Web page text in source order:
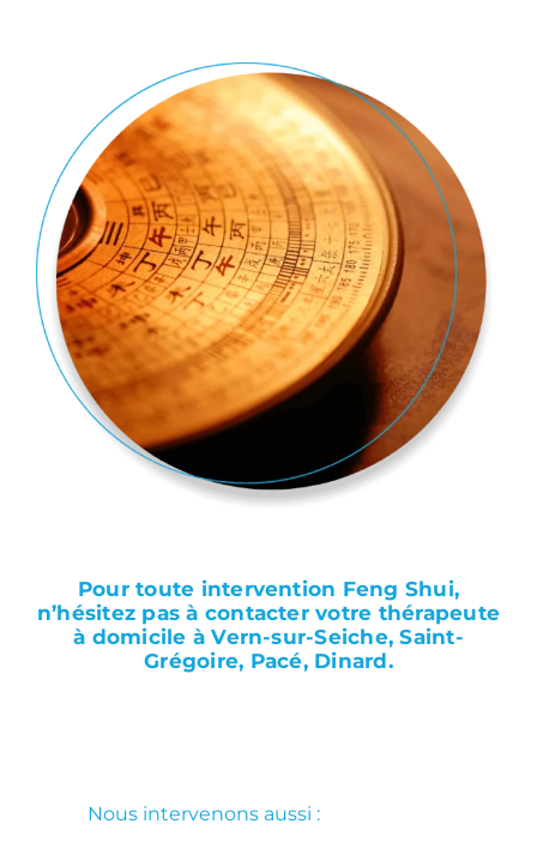
Pour toute intervention Feng Shui,
n’hésitez pas à contacter votre thérapeute
à domicile à Vern-sur-Seiche, Saint-
Grégoire, Pacé, Dinard.
Nous intervenons aussi :